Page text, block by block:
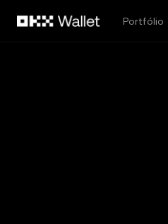
Portfólio